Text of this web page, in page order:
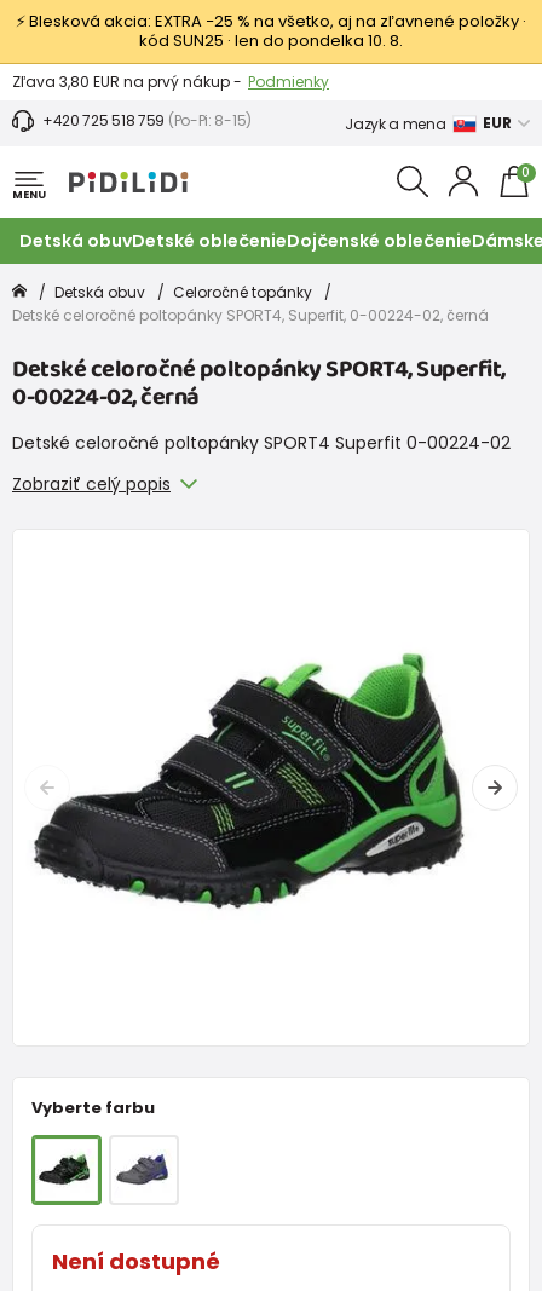
⚡ Blesková akcia: EXTRA −25 % na všetko, aj na zľavnené položky ·
kód SUN25 · len do pondelka 10. 8.
Výmena a vrátenie tovaru - Zobraziť
Zľava 3,80 EUR na prvý nákup - Podmienky
+420 725 518 759 (Po-Pi: 8-15) Jazyk a mena EUR
MENU
0
Detská obuvDetské oblečenieDojčenské oblečenie
Detská obuv
Celoročné topánky
Detské celoročné poltopánky SPORT4, Superfit, 0-00224-02, černá
Detské celoročné poltopánky SPORT4, Superfit,
0-00224-02, černá
Detské celoročné poltopánky SPORT4 Superfit 0-00224-02
Zobraziť celý popis
Vyberte farbu
Není dostupné